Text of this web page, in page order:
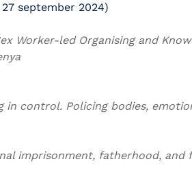
september 2024)
Worker-led Organising and
in control. Policing bodies,
imprisonment, fatherhood, and